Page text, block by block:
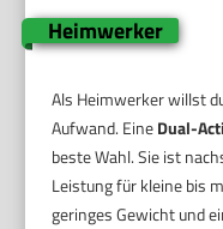
Heimwerker
Als Heimwerker willst
Aufwand. EineDual-
beste Wahl. Sie ist
Leistung für kleine bis
geringes Gewicht und